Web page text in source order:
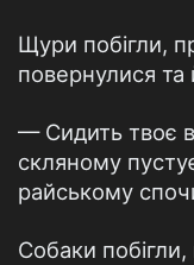
Щури побігли,
повернулися та
— Сидить твоє
скляному
райському
Собаки